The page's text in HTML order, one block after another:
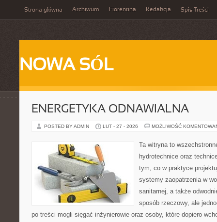
Strona główna Archiwum Fiorentina Redakcja Spis Treści
NOWA SÓL
ENERGETYKA ODNAWIALNA
POSTED BY ADMIN LUT - 27 - 2026 MOŻLIWOŚĆ
Ta witryna to
hydrotechnice oraz
tym, co w praktyce
systemy zaopatrzenia w
sanitarnej, a także
sposób rzeczowy, ale
po treści mogli sięgać inżynierowie oraz osoby, które dopiero